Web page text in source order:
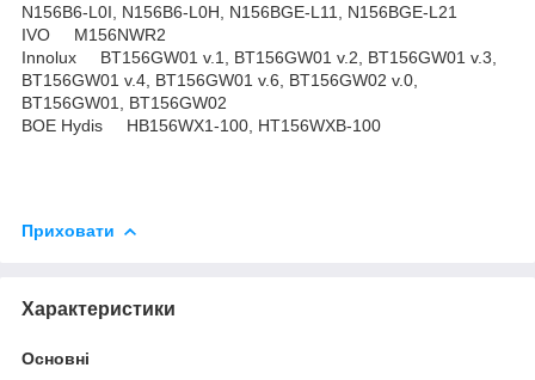
N156B6-L0I, N156B6-L0H, N156BGE-L11, N156BGE-L21
IVO M156NWR2
Innolux BT156GW01 v.1, BT156GW01 v.2, BT156GW01 v.3,
BT156GW01 v.4, BT156GW01 v.6, BT156GW02 v.0,
BT156GW01, BT156GW02
BOE Hydis HB156WX1-100, HT156WXB-100
Приховати
Характеристики
Основні